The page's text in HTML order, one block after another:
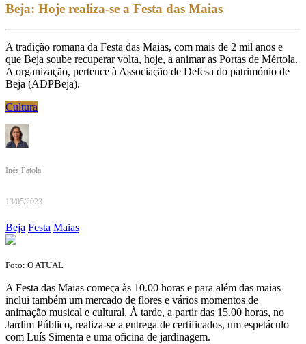
Beja: Hoje realiza-se a Festa das Maias
A tradição romana da Festa das Maias, com mais de 2 mil anos e
que Beja soube recuperar volta, hoje, a animar as Portas de Mértola.
A organização, pertence à Associação de Defesa do património de
Beja (ADPBeja).
Cultura
Inês Patola
13/05/2023
Beja Festa Maias
Foto: O ATUAL
A Festa das Maias começa às 10.00 horas e para além das maias
inclui também um mercado de flores e vários momentos de
animação musical e cultural. À tarde, a partir das 15.00 horas, no
Jardim Público, realiza-se a entrega de certificados, um espetáculo
com Luís Simenta e uma oficina de jardinagem.